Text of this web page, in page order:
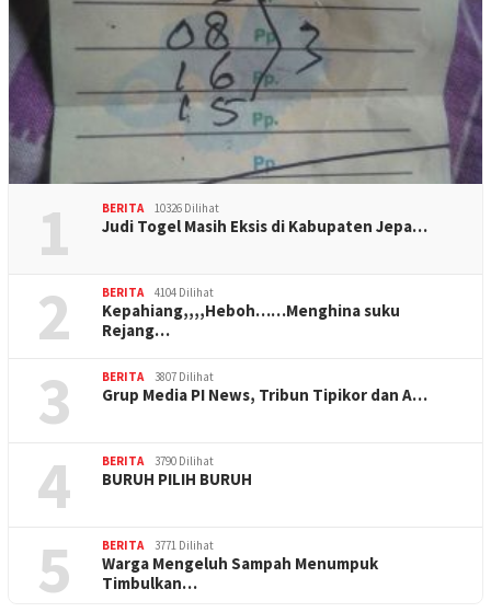
1 BERITA 10326 Dilihat
Judi Togel Masih Eksis di Kabupaten Jepa…
2 BERITA 4104 Dilihat
Kepahiang,,,,Heboh……Menghina suku
Rejang…
3 BERITA 3807 Dilihat
Grup Media PI News, Tribun Tipikor dan A…
4 BERITA 3790 Dilihat
BURUH PILIH BURUH
5 BERITA 3771 Dilihat
Warga Mengeluh Sampah Menumpuk
Timbulkan…